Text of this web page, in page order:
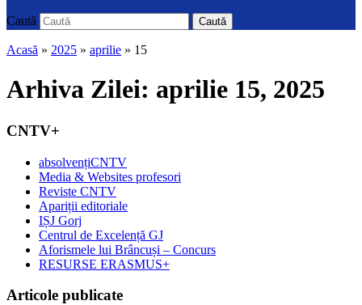
Caută Caută
Acasă » 2025 » aprilie » 15
Arhiva Zilei: aprilie 15, 2025
CNTV+
absolvențiCNTV
Media & Websites profesori
Reviste CNTV
Apariții editoriale
IȘJ Gorj
Centrul de Excelență GJ
Aforismele lui Brâncuși – Concurs
RESURSE ERASMUS+
Articole publicate